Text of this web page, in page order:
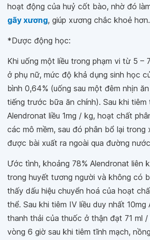
hoạt động của huỷ cốt bào, nhờ đó
gãy xương, giúp xương chắc khoẻ hơn.
*Dược động học:
Khi uống một liều trong phạm vi từ 5 –
ở phụ nữ, mức độ khả dụng sinh học
bình 0,64% (uống sau một đêm nhịn
tiếng trước bữa ăn chính). Sau khi tiêm
Alendronat liều 1mg / kg, hoạt chất
các mô mềm, sau đó phân bổ lại trong
được bài xuất ra ngoài qua đường
Ước tình, khoảng 78% Alendronat liên
trong huyết tương người và không có
thấy dấu hiệu chuyển hoá của hoạt
thể. Sau khi tiêm IV liều duy nhất 10mg
thanh thải của thuốc ở thận đạt 71 ml /
vòng 6 giờ sau khi tiêm tĩnh mạch,